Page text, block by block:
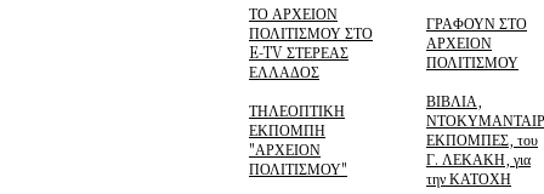
ΤΟ ΑΡΧΕΙΟΝ
ΠΟΛΙΤΙΣΜΟΥ ΣΤΟ
E-TV ΣΤΕΡΕΑΣ
ΕΛΛΑΔΟΣ
ΤΗΛΕΟΠΤΙΚΗ
ΕΚΠΟΜΠΗ
"ΑΡΧΕΙΟΝ
ΠΟΛΙΤΙΣΜΟΥ"
ΓΡΑΦΟΥΝ ΣΤΟ
ΑΡΧΕΙΟΝ
ΠΟΛΙΤΙΣΜΟΥ
ΒΙΒΛΙΑ,
ΕΚΠΟΜΠΕΣ, του
Γ. ΛΕΚΑΚΗ, για
την ΚΑΤΟΧΗ